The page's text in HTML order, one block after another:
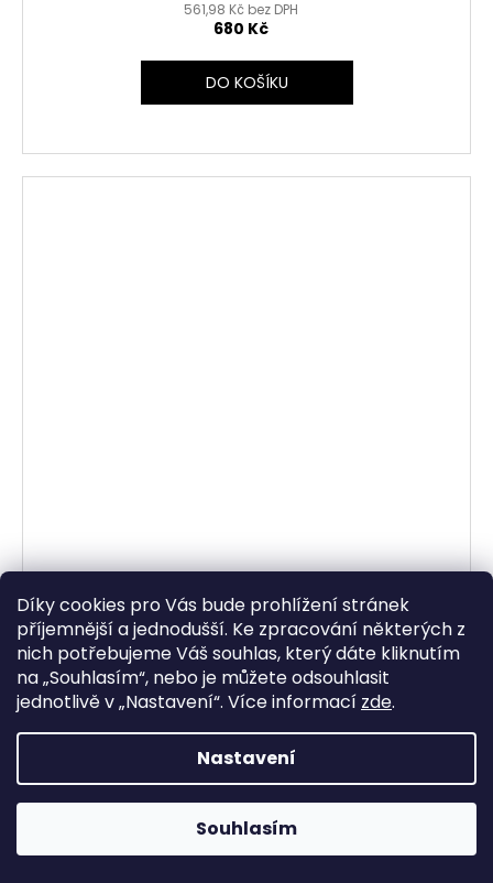
Díky cookies pro Vás bude prohlížení stránek
příjemnější a jednodušší. Ke zpracování některých z
nich potřebujeme Váš souhlas, který dáte kliknutím
na „Souhlasím“, nebo je můžete odsouhlasit
jednotlivě v „Nastavení“. Více informací zde.
Nastavení
Souhlasím
561,98 Kč bez DPH
680 Kč
DO KOŠÍKU
zapalovací svíčka NR15YC řada Super, BRISK -
Česká Republika
Momentálně vyprodáno
77 Kč